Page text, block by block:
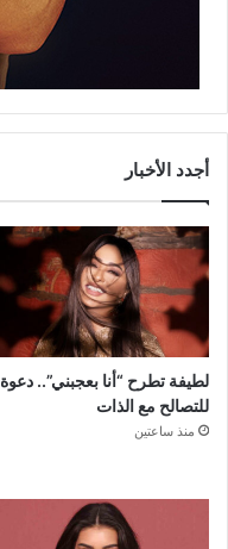
أجدد الأخبار
لطيفة تطرح “أنا بعجبني”.. دعوة
للتصالح مع الذات
منذ ساعتين